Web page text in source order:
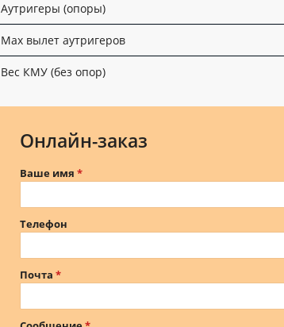
Аутригеры (опоры)
Max вылет аутригеров
Вес КМУ (без опор)
Онлайн-заказ
Ваше имя
Телефон
Почта